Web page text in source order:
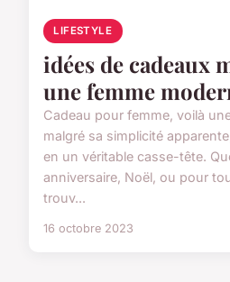
LIFESTYLE
idées de cadeaux
une femme
Cadeau pour femme, voilà
malgré sa simplicité
en un véritable casse-tête.
anniversaire, Noël, ou pour
trouv...
16 octobre 2023